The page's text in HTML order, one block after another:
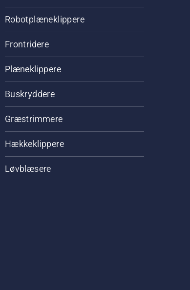
Robotplæneklippere
Frontridere
Plæneklippere
Buskryddere
Græstrimmere
Hækkeklippere
Løvblæsere